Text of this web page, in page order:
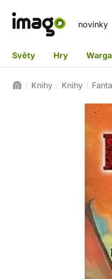
novinky
Světy Hry
Knihy Knihy